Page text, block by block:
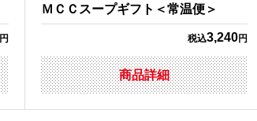
円
ＭＣＣスープギフト＜常温便＞
税込3,240円
商品詳細